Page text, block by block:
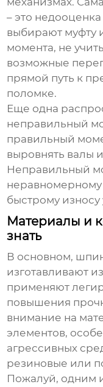
– это
выбирают муфту
момента, не
возможные
прямой путь к
поломке.
Еще одна
неправильный
правильный
выровнять валы
Неправильный
быстрому
Материалы и
знать
В основном,
изготавливают
применяют
повышения
внимание на
элементов,
агрессивных
резиновые или
Пожалуй, одним